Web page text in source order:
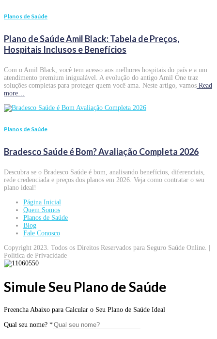
Planos de Saúde
Plano de Saúde Amil Black: Tabela de Preços,
Hospitais Inclusos e Benefícios
Com o Amil Black, você tem acesso aos melhores hospitais do país e a um
atendimento premium inigualável. A evolução do antigo Amil One traz
soluções completas para proteger quem você ama. Neste artigo, vamos Read
more…
Planos de Saúde
Bradesco Saúde é Bom? Avaliação Completa 2026
Descubra se o Bradesco Saúde é bom, analisando benefícios, diferenciais,
rede credenciada e preços dos planos em 2026. Veja como contratar o seu
plano ideal!
Página Inicial
Quem Somos
Planos de Saúde
Blog
Fale Conosco
Copyright 2023. Todos os Direitos Reservados para Seguro Saúde Online. |
Política de Privacidade
Simule Seu Plano de Saúde
Preencha Abaixo para Calcular o Seu Plano de Saúde Ideal
Qual seu nome? *